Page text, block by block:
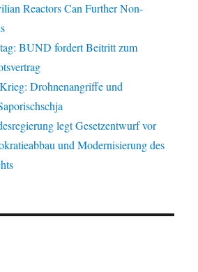
Reactors Can Further Non-
BUND fordert Beitritt zum
Drohnenangriffe und
legt Gesetzentwurf vor
und Modernisierung des